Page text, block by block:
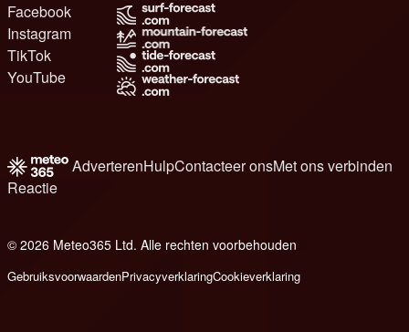
Facebook
Instagram
TikTok
YouTube
AdverterenHulpContacteer onsMet ons verbinden
Reactie
© 2026 Meteo365 Ltd. Alle rechten voorbehouden
GebruiksvoorwaardenPrivacyverklaringCookieverklaring